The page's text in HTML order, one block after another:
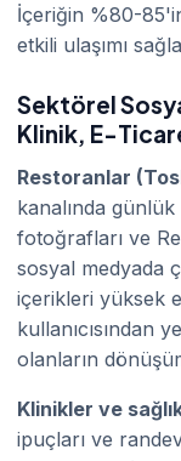
İçeriğin %80-
etkili ulaşımı
Sektörel
Klinik, E-
Restoranlar
kanalında
fotoğrafları ve
sosyal medyada
içerikleri yüksek
kullanıcısından
olanların
Klinikler ve
ipuçları ve